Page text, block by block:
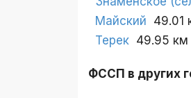
Майский 49.01
Терек 49.95 км
ФССП в других